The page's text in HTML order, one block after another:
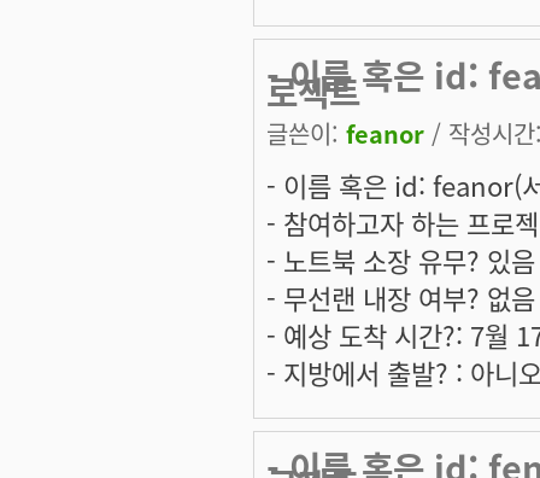
- 이름 혹은 id:
로젝트
글쓴이: feanor / 작성시
- 이름 혹은 id: feanor(
- 참여하고자 하는 프로
- 노트북 소장 유무? 있음
- 무선랜 내장 여부? 없음
- 예상 도착 시간?: 7월
- 지방에서 출발? : 아니
- 이름 혹은 id: